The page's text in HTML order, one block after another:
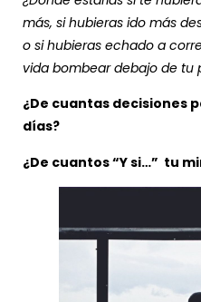
más, si hubieras ido más
o si hubieras echado a
vida bombear debajo de tu
¿De cuantas decisiones
días?
¿De cuantos “Y si…” tu